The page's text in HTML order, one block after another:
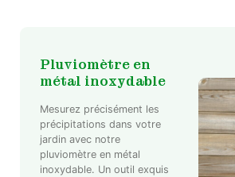
Pluviomètre en
métal inoxydable
Mesurez précisément les
précipitations dans votre
jardin avec notre
pluviomètre en métal
inoxydable. Un outil exquis